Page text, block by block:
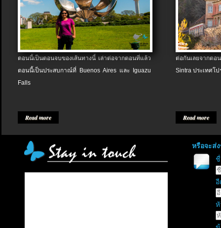
ตอนนี้เป็นตอนจบของเส้นทางนี้ เล่าต่อจากตอนที่แล้ว
ตอนนี้เป็นประสบกาณ์ที่ Buenos Aires และ Iguazu
Falls
Read more
ต่อกันเลยจากต
Sintra ประเทศโป
Read more
หรือจะส่
อี
หั